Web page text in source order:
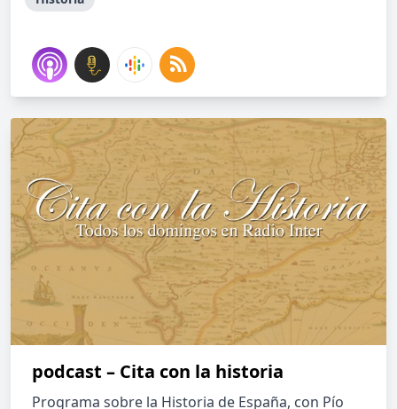
podcast – Cita con la historia
Programa sobre la Historia de España, con Pío